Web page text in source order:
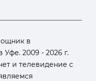
в
2009 - 2026 г.
и телевидение с